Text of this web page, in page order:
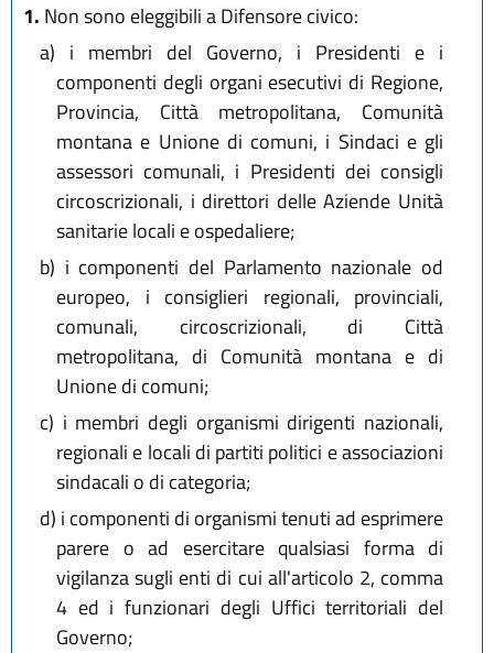
1. Non sono eleggibili a Difensore civico:
a) i membri del Governo, i Presidenti e i
componenti degli organi esecutivi di Regione,
Provincia, Città metropolitana, Comunità
montana e Unione di comuni, i Sindaci e gli
assessori comunali, i Presidenti dei consigli
circoscrizionali, i direttori delle Aziende Unità
sanitarie locali e ospedaliere;
b) i componenti del Parlamento nazionale od
europeo, i consiglieri regionali, provinciali,
comunali, circoscrizionali, di Città
metropolitana, di Comunità montana e di
Unione di comuni;
c) i membri degli organismi dirigenti nazionali,
regionali e locali di partiti politici e associazioni
sindacali o di categoria;
d) i componenti di organismi tenuti ad esprimere
parere o ad esercitare qualsiasi forma di
vigilanza sugli enti di cui all'articolo 2, comma
4 ed i funzionari degli Uffici territoriali del
Governo;